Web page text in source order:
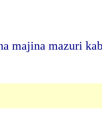
majina mazuri